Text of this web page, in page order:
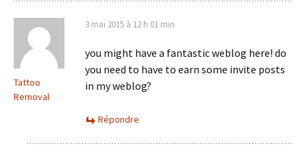
Tattoo
Removal
3 mai 2015 à 12 h 01 min
you might have a fantastic weblog here! do
you need to have to earn some invite posts
in my weblog?
Répondre